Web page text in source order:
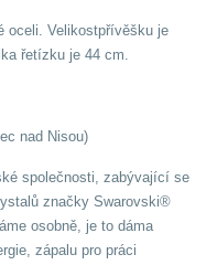
oceli. Velikostpřívěšku je
řetízku je 44 cm.
nad Nisou)
společnosti, zabývající se
značky Swarovski®
osobně, je to dáma
zápalu pro práci